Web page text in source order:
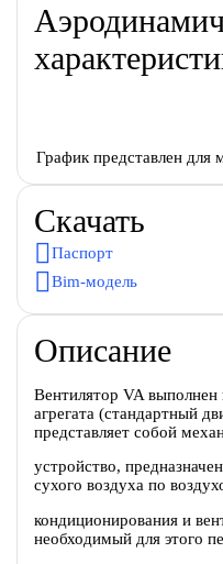
График представлен для
Скачать
Паспорт
Bim-модель
Описание
Вентилятор VA выполнен
агрегата (стандартный
представляет собой
устройство,
сухого воздуха по
кондиционирования и
необходимый для этого